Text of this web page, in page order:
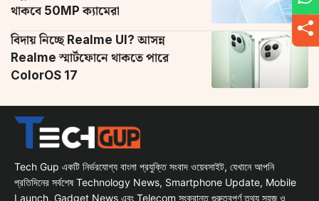
থাকবে 50MP ক্যামেরা
বিদায় নিচ্ছে Realme UI? আসন্ন
Realme স্মার্টফোনে থাকতে পারে
ColorOS 17
Tech Gup একটি নির্ভরযোগ্য বাংলা প্রযুক্তি সংবাদ ওয়েবসাইট, যেখানে আপনি
প্রতিদিনের সর্বশেষ Technology News, Smartphone Update, Mobile
Launch, Gadget News এবং Telecom সংক্রান্ত গুরুত্বপূর্ণ তথ্য সহজ ও